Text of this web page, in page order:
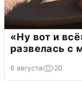
«Ну вот и
развелась
6 августа 20